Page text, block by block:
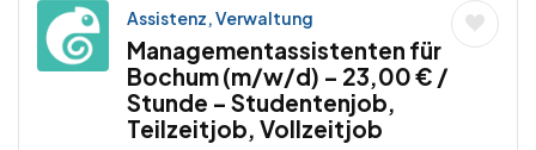
Assistenz, Verwaltung
Managementassistenten für
Bochum (m/w/d) – 23,00 € /
Stunde – Studentenjob,
Teilzeitjob, Vollzeitjob